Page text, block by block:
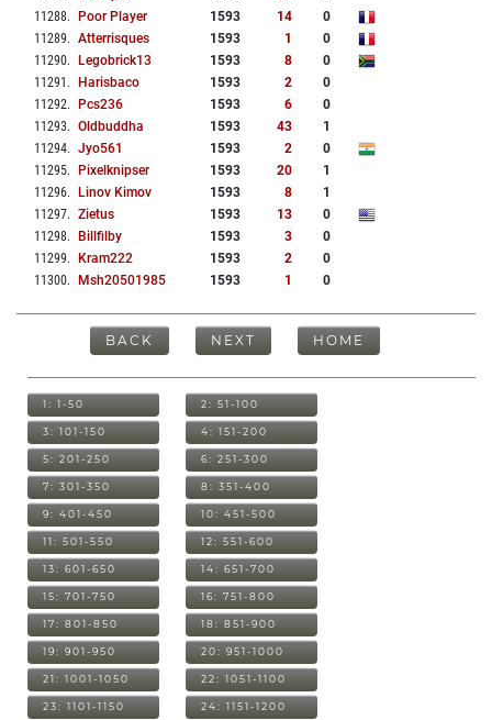
11288. Poor Player 1593 14
0
11289. Atterrisques 1593 1
0
11290. Legobrick13 1593 8
0
11291 . Harisbaco 1593 2
0
11292. Pcs236 1593 6
0
11293. Oldbuddha 1593 43
1
11294. Jyo561 1593 2
0
11295. Pixelknipser 1593 20
1
11296. Linov Kimov 1593 8
1
11297. Zietus 1593 13
0
11298. Billfilby 1593 3
0
11299. Kram222 1593 2
0
11300. Msh20501985 1593 1 0
BACK NEXT HOME
1: 1-50 2: 51-100
3: 101-150 4: 151-200
5: 201-250 6: 251-300
7: 301-350 8: 351-400
9: 401-450 10: 451-500
11: 501-550 12: 551-600
13: 601-650 14: 651-700
15: 701-750 16: 751-800
17: 801-850 18: 851-900
19: 901-950 20: 951-1000
21: 1001-1050 22: 1051-1100
23: 1101-1150 24: 1151-1200